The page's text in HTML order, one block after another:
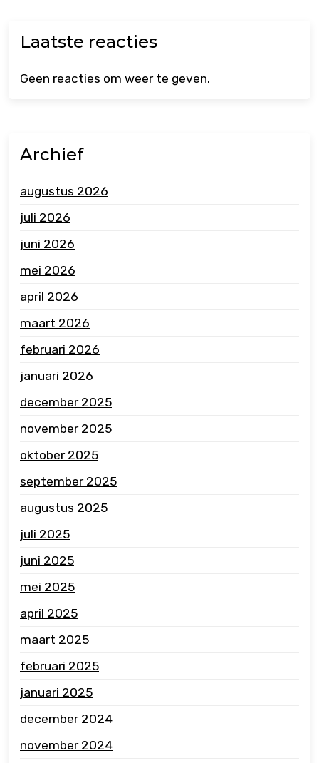
Laatste reacties
Geen reacties om weer te geven.
Archief
augustus 2026
juli 2026
juni 2026
mei 2026
april 2026
maart 2026
februari 2026
januari 2026
december 2025
november 2025
oktober 2025
september 2025
augustus 2025
juli 2025
juni 2025
mei 2025
april 2025
maart 2025
februari 2025
januari 2025
december 2024
november 2024